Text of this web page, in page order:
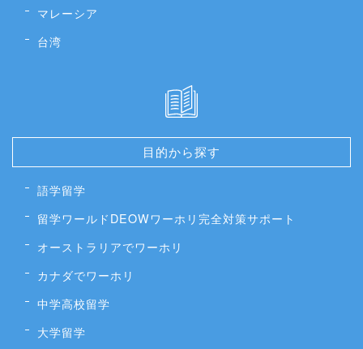
マレーシア
台湾
目的から探す
語学留学
留学ワールドDEOWワーホリ完全対策サポート
オーストラリアでワーホリ
カナダでワーホリ
中学高校留学
大学留学